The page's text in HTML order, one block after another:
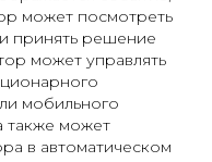
может посмотреть
принять решение
может управлять
мобильного
также может
в автоматическом